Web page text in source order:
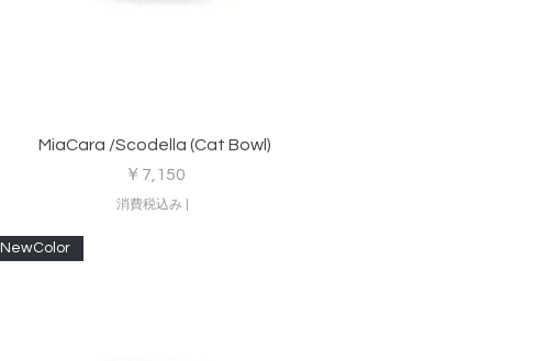
クイックビュー
MiaCara /Scodella (Cat Bowl)
価格
￥7,150
消費税込み
NewColor